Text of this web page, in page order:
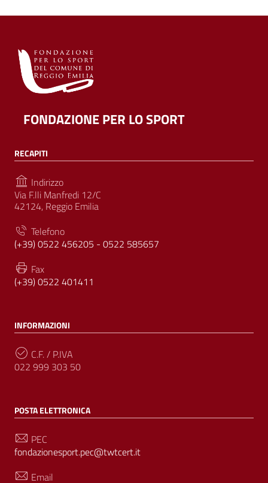
FONDAZIONE PER LO SPORT
RECAPITI
Indirizzo
Via F.lli Manfredi 12/C
42124, Reggio Emilia
Telefono
(+39) 0522 456205 - 0522 585657
Fax
(+39) 0522 401411
INFORMAZIONI
C.F. / P.IVA
022 999 303 50
POSTA ELETTRONICA
PEC
fondazionesport.pec@twtcert.it
Email